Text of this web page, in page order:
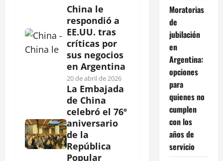
China le
respondió a
EE.UU. tras
críticas por
sus negocios
en Argentina
20 de abril de 2026
La Embajada
de China
celebró el 76º
aniversario
de la
República
Popular
Moratorias
de
jubilación
en
Argentina:
opciones
para
quienes no
cumplen
con los
años de
servicio